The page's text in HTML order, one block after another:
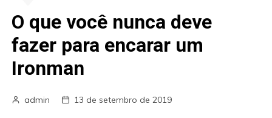
O que você nunca deve
fazer para encarar um
Ironman
admin 13 de setembro de 2019